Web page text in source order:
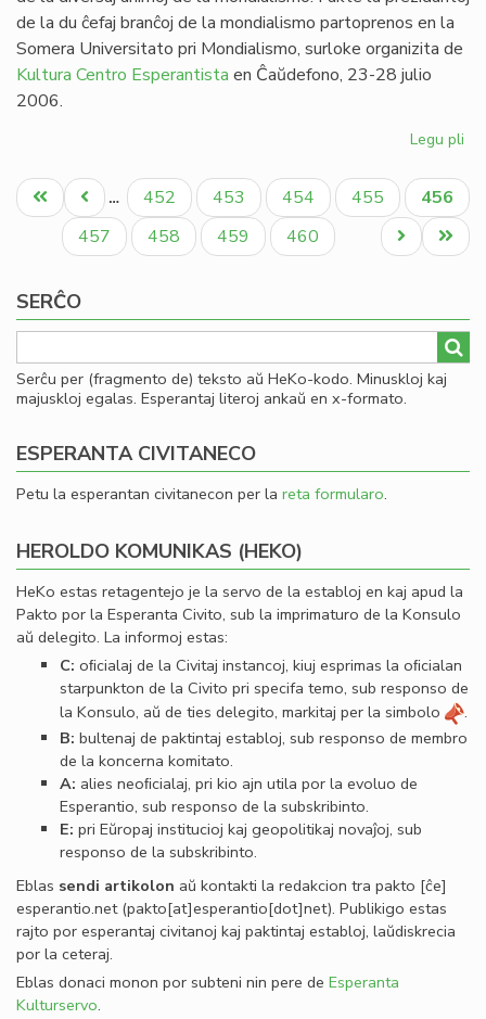
de la du ĉefaj branĉoj de la mondialismo partoprenos en la
Somera Universitato pri Mondialismo, surloke organizita de
Kultura Centro Esperantista en Ĉaŭdefono, 23-28 julio
2006.
Legu pli
pri
Pagination
Unua
paĝo
Antaŭa
paĝo
… Paĝo
452 Paĝo
453 Paĝo
454 Paĝo
455
Aktuala
paĝo
456
Paĝo
457 Paĝo
458 Paĝo
459 Paĝo
460
Last
page
Next
page
SERĈO
Serĉu per (fragmento de) teksto aŭ HeKo-kodo. Minuskloj kaj
majuskloj egalas. Esperantaj literoj ankaŭ en x-formato.
ESPERANTA CIVITANECO
Petu la esperantan civitanecon per la reta formularo.
HEROLDO KOMUNIKAS (HEKO)
HeKo estas retagentejo je la servo de la establoj en kaj apud la
Pakto por la Esperanta Civito, sub la imprimaturo de la Konsulo
aŭ delegito. La informoj estas:
C: oﬁcialaj de la Civitaj instancoj, kiuj esprimas la oﬁcialan
starpunkton de la Civito pri specifa temo, sub responso de
la Konsulo, aŭ de ties delegito, markitaj per la simbolo
.
B: bultenaj de paktintaj establoj, sub responso de membro
de la koncerna komitato.
A: alies neoﬁcialaj, pri kio ajn utila por la evoluo de
Esperantio, sub responso de la subskribinto.
E: pri Eŭropaj institucioj kaj geopolitikaj novaĵoj, sub
responso de la subskribinto.
Eblas sendi artikolon aŭ kontakti la redakcion tra pakto [ĉe]
esperantio.net(pakto[at]esperantio[dot]net). Publikigo estas
rajto por esperantaj civitanoj kaj paktintaj establoj, laŭdiskrecia
por la ceteraj.
Eblas donaci monon por subteni nin pere de Esperanta
Kulturservo.